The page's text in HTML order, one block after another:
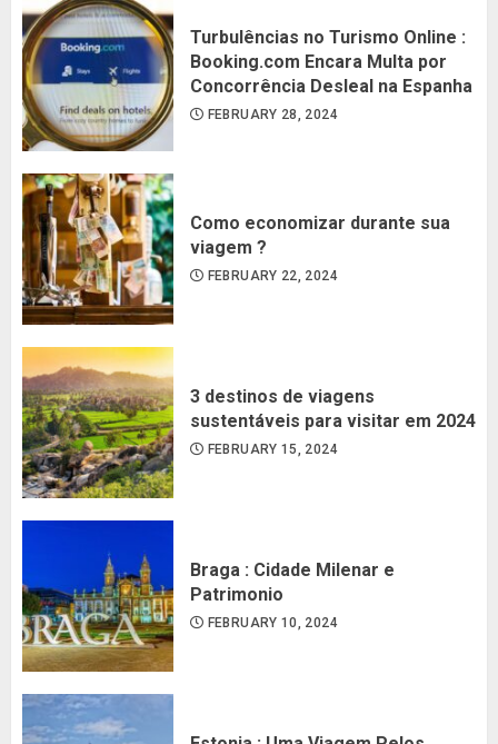
Turbulências no Turismo Online :
Booking.com Encara Multa por
Concorrência Desleal na Espanha
FEBRUARY 28, 2024
Como economizar durante sua
viagem ?
FEBRUARY 22, 2024
3 destinos de viagens
sustentáveis para visitar em 2024
FEBRUARY 15, 2024
Braga : Cidade Milenar e
Patrimonio
FEBRUARY 10, 2024